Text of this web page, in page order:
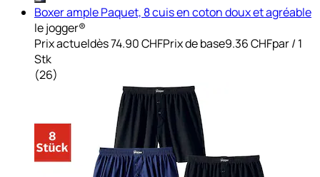
Boxer ample Paquet, 8 cuis en coton doux et agréable
le jogger®
Prix actueldès74.90 CHFPrix de base9.36 CHFpar/ 1
Stk
(26)